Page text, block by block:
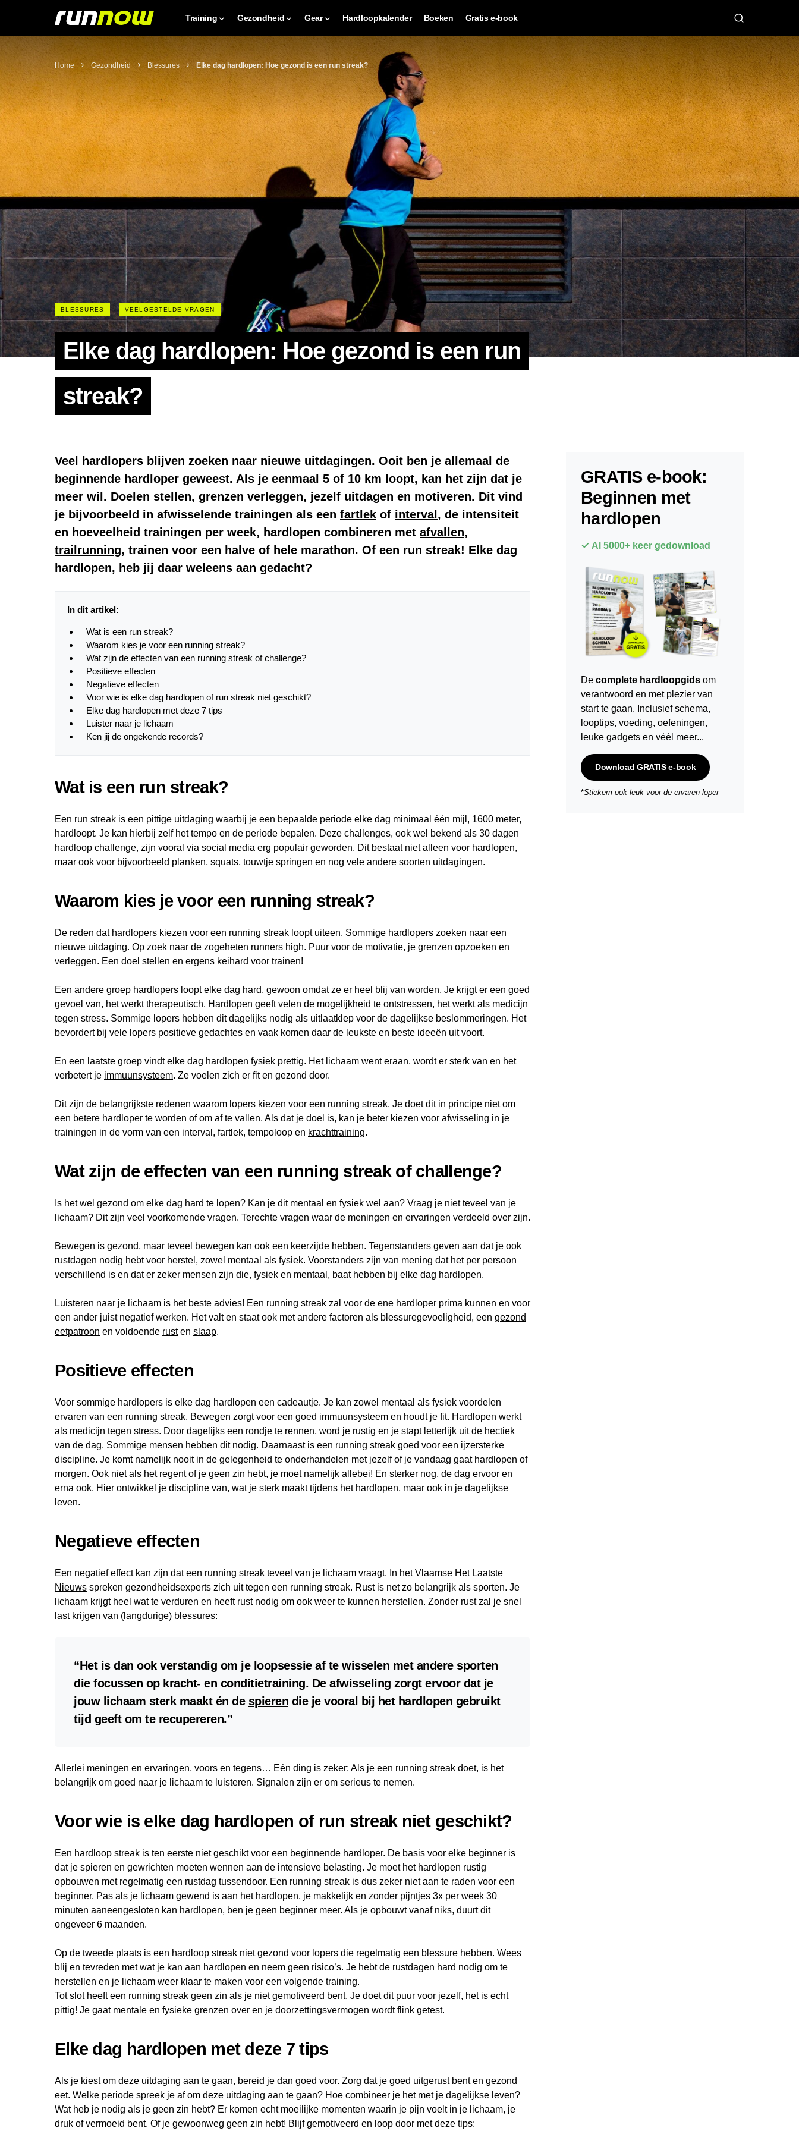
Training Gezondheid Gear Hardloopkalender Boeken Gratis e-book
Home Gezondheid Blessures Elke dag hardlopen: Hoe gezond is een run streak?
BLESSURES VEELGESTELDE VRAGEN
Elke dag hardlopen: Hoe gezond is een run
streak?
Veel hardlopers blijven zoeken naar nieuwe uitdagingen. Ooit ben je allemaal de
beginnende hardloper geweest. Als je eenmaal 5 of 10 km loopt, kan het zijn dat je
meer wil. Doelen stellen, grenzen verleggen, jezelf uitdagen en motiveren. Dit vind
je bijvoorbeeld in afwisselende trainingen als een fartlek of interval , de intensiteit
en hoeveelheid trainingen per week, hardlopen combineren met afvallen,
trailrunning, trainen voor een halve of hele marathon. Of een run streak! Elke dag
hardlopen, heb jij daar weleens aan gedacht?
In dit artikel:
Wat is een run streak?
Waarom kies je voor een running streak?
Wat zijn de effecten van een running streak of challenge?
Positieve effecten
Negatieve effecten
Voor wie is elke dag hardlopen of run streak niet geschikt?
Elke dag hardlopen met deze 7 tips
Luister naar je lichaam
Ken jij de ongekende records?
Wat is een run streak?
Een run streak is een pittige uitdaging waarbij je een bepaalde periode elke dag minimaal één mijl, 1600 meter,
hardloopt. Je kan hierbij zelf het tempo en de periode bepalen. Deze challenges, ook wel bekend als 30 dagen
hardloop challenge, zijn vooral via social media erg populair geworden. Dit bestaat niet alleen voor hardlopen,
maar ook voor bijvoorbeeld planken, squats, touwtje springen en nog vele andere soorten uitdagingen.
Waarom kies je voor een running streak?
De reden dat hardlopers kiezen voor een running streak loopt uiteen. Sommige hardlopers zoeken naar een
nieuwe uitdaging. Op zoek naar de zogeheten runners high. Puur voor de motivatie, je grenzen opzoeken en
verleggen. Een doel stellen en ergens keihard voor trainen!
Een andere groep hardlopers loopt elke dag hard, gewoon omdat ze er heel blij van worden. Je krijgt er een goed
gevoel van, het werkt therapeutisch. Hardlopen geeft velen de mogelijkheid te ontstressen, het werkt als medicijn
tegen stress. Sommige lopers hebben dit dagelijks nodig als uitlaatklep voor de dagelijkse beslommeringen. Het
bevordert bij vele lopers positieve gedachtes en vaak komen daar de leukste en beste ideeën uit voort.
En een laatste groep vindt elke dag hardlopen fysiek prettig. Het lichaam went eraan, wordt er sterk van en het
verbetert je immuunsysteem. Ze voelen zich er fit en gezond door.
Dit zijn de belangrijkste redenen waarom lopers kiezen voor een running streak. Je doet dit in principe niet om
een betere hardloper te worden of om af te vallen. Als dat je doel is, kan je beter kiezen voor afwisseling in je
trainingen in de vorm van een interval, fartlek, tempoloop en krachttraining.
Wat zijn de effecten van een running streak of challenge?
Is het wel gezond om elke dag hard te lopen? Kan je dit mentaal en fysiek wel aan? Vraag je niet teveel van je
lichaam? Dit zijn veel voorkomende vragen. Terechte vragen waar de meningen en ervaringen verdeeld over zijn.
Bewegen is gezond, maar teveel bewegen kan ook een keerzijde hebben. Tegenstanders geven aan dat je ook
rustdagen nodig hebt voor herstel, zowel mentaal als fysiek. Voorstanders zijn van mening dat het per persoon
verschillend is en dat er zeker mensen zijn die, fysiek en mentaal, baat hebben bij elke dag hardlopen.
Luisteren naar je lichaam is het beste advies! Een running streak zal voor de ene hardloper prima kunnen en voor
een ander juist negatief werken. Het valt en staat ook met andere factoren als blessuregevoeligheid, een gezond
eetpatroon en voldoende rusten slaap.
Positieve effecten
Voor sommige hardlopers is elke dag hardlopen een cadeautje. Je kan zowel mentaal als fysiek voordelen
ervaren van een running streak. Bewegen zorgt voor een goed immuunsysteem en houdt je fit. Hardlopen werkt
als medicijn tegen stress. Door dagelijks een rondje te rennen, word je rustig en je stapt letterlijk uit de hectiek
van de dag. Sommige mensen hebben dit nodig. Daarnaast is een running streak goed voor een ijzersterke
discipline. Je komt namelijk nooit in de gelegenheid te onderhandelen met jezelf of je vandaag gaat hardlopen of
morgen. Ook niet als het regentof je geen zin hebt, je moet namelijk allebei! En sterker nog, de dag ervoor en
erna ook. Hier ontwikkel je discipline van, wat je sterk maakt tijdens het hardlopen, maar ook in je dagelijkse
leven.
Negatieve effecten
Een negatief effect kan zijn dat een running streak teveel van je lichaam vraagt. In het Vlaamse Het Laatste
Nieuws spreken gezondheidsexperts zich uit tegen een running streak. Rust is net zo belangrijk als sporten. Je
lichaam krijgt heel wat te verduren en heeft rust nodig om ook weer te kunnen herstellen. Zonder rust zal je snel
last krijgen van (langdurige) blessures:
“Het is dan ook verstandig om je loopsessie af te wisselen met andere sporten
die focussen op kracht- en conditietraining. De afwisseling zorgt ervoor dat je
jouw lichaam sterk maakt én de spieren die je vooral bij het hardlopen gebruikt
tijd geeft om te recupereren.”
Allerlei meningen en ervaringen, voors en tegens… Eén ding is zeker: Als je een running streak doet, is het
belangrijk om goed naar je lichaam te luisteren. Signalen zijn er om serieus te nemen.
Voor wie is elke dag hardlopen of run streak niet geschikt?
Een hardloop streak is ten eerste niet geschikt voor een beginnende hardloper. De basis voor elke beginner is
dat je spieren en gewrichten moeten wennen aan de intensieve belasting. Je moet het hardlopen rustig
opbouwen met regelmatig een rustdag tussendoor. Een running streak is dus zeker niet aan te raden voor een
beginner. Pas als je lichaam gewend is aan het hardlopen, je makkelijk en zonder pijntjes 3x per week 30
minuten aaneengesloten kan hardlopen, ben je geen beginner meer. Als je opbouwt vanaf niks, duurt dit
ongeveer 6 maanden.
Op de tweede plaats is een hardloop streak niet gezond voor lopers die regelmatig een blessure hebben. Wees
blij en tevreden met wat je kan aan hardlopen en neem geen risico’s. Je hebt de rustdagen hard nodig om te
herstellen en je lichaam weer klaar te maken voor een volgende training.
Tot slot heeft een running streak geen zin als je niet gemotiveerd bent. Je doet dit puur voor jezelf, het is echt
pittig! Je gaat mentale en fysieke grenzen over en je doorzettingsvermogen wordt flink getest.
Elke dag hardlopen met deze 7 tips
Als je kiest om deze uitdaging aan te gaan, bereid je dan goed voor. Zorg dat je goed uitgerust bent en gezond
eet. Welke periode spreek je af om deze uitdaging aan te gaan? Hoe combineer je het met je dagelijkse leven?
Wat heb je nodig als je geen zin hebt? Er komen echt moeilijke momenten waarin je pijn voelt in je lichaam, je
druk of vermoeid bent. Of je gewoonweg geen zin hebt! Blijf gemotiveerd en loop door met deze tips:
GRATIS e-book:
Beginnen met
hardlopen
✓ Al 5000+ keer gedownload
De complete hardloopgids om
verantwoord en met plezier van
start te gaan. Inclusief schema,
looptips, voeding, oefeningen,
leuke gadgets en véél meer...
Download GRATIS e-book
*Stiekem ook leuk voor de ervaren loper